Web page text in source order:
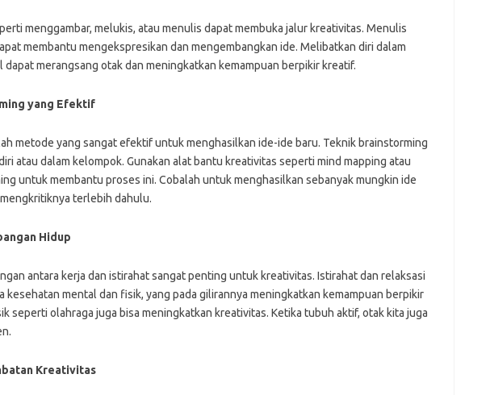
menggambar, melukis, atau menulis dapat membuka jalur kreativitas. Menulis
membantu mengekspresikan dan mengembangkan ide. Melibatkan diri dalam
dapat merangsang otak dan meningkatkan kemampuan berpikir kreatif.
yang Efektif
metode yang sangat efektif untuk menghasilkan ide-ide baru. Teknik brainstorming
atau dalam kelompok. Gunakan alat bantu kreativitas seperti mind mapping atau
untuk membantu proses ini. Cobalah untuk menghasilkan sebanyak mungkin ide
terlebih dahulu.
Hidup
antara kerja dan istirahat sangat penting untuk kreativitas. Istirahat dan relaksasi
kesehatan mental dan fisik, yang pada gilirannya meningkatkan kemampuan berpikir
seperti olahraga juga bisa meningkatkan kreativitas. Ketika tubuh aktif, otak kita juga
Kreativitas